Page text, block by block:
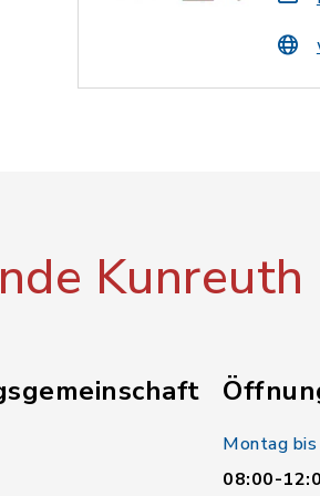
Kunreuth
Montag
08:00-